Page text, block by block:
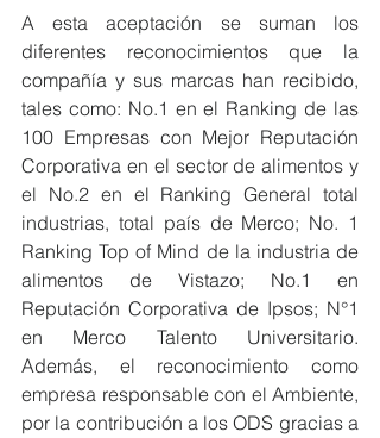
A esta aceptación se suman los
diferentes reconocimientos que la
compañía y sus marcas han recibido,
tales como: No.1 en el Ranking de las
100 Empresas con Mejor Reputación
Corporativa en el sector de alimentos y
el No.2 en el Ranking General total
industrias, total país de Merco; No. 1
Ranking Top of Mind de la industria de
alimentos de Vistazo; No.1 en
Reputación Corporativa de Ipsos; N°1
en Merco Talento Universitario.
Además, el reconocimiento como
empresa responsable con el Ambiente,
por la contribución a los ODS gracias a